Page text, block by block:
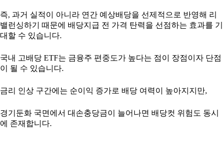
즉, 과거 실적이 아니라 연간 예상배당을 선제적으로 반영해 리
밸런싱하기 때문에 배당지급 전 가격 탄력을 선점하는 효과를 기
대할 수 있습니다.
국내 고배당 ETF는 금융주 편중도가 높다는 점이 장점이자 단점
이 될 수 있습니다.
금리 인상 구간에는 순이익 증가로 배당 여력이 높아지지만,
경기둔화 국면에서 대손충당금이 늘어나면 배당컷 위험도 동시
에 존재합니다.